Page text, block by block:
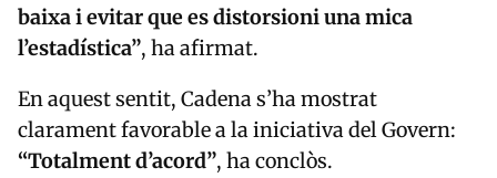
baixa i evitar que es distorsioni una mica
l’estadística”, ha afirmat.
En aquest sentit, Cadena s’ha mostrat
clarament favorable a la iniciativa del Govern:
“Totalment d’acord”, ha conclòs.